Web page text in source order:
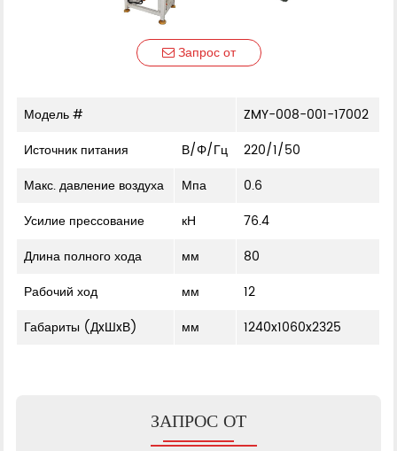
Запрос от
Модель #
ZMY-008-001-17002
Источник питания
В/Φ/Гц
220/1/50
Макс. давление воздуха
Мпа
0.6
Усилие прессование
кН
76.4
Длина полного хода
мм
80
Рабочий ход
мм
12
Габариты (ДxШxВ)
мм 1240x1060x2325
ЗАПРОС ОТ